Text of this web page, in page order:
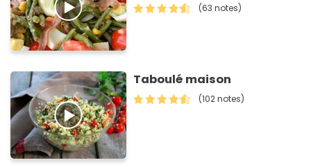
(63 notes)
Taboulé maison
(102 notes)